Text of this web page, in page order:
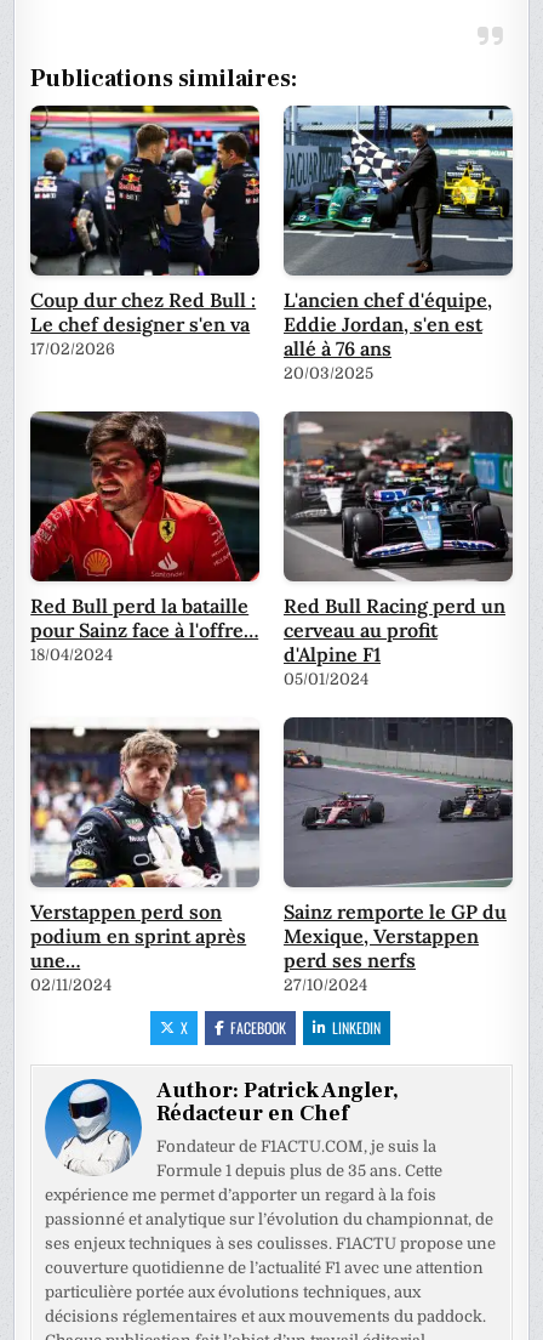
Publications similaires:
Coup dur chez Red Bull :
Le chef designer s'en va
17/02/2026
L'ancien chef d'équipe,
Eddie Jordan, s'en est
allé à 76 ans
20/03/2025
Red Bull perd la bataille
pour Sainz face à l'offre…
18/04/2024
Red Bull Racing perd un
cerveau au profit
d'Alpine F1
05/01/2024
Verstappen perd son
podium en sprint après
une…
02/11/2024
Sainz remporte le GP du
Mexique, Verstappen
perd ses nerfs
27/10/2024
X FACEBOOK LINKEDIN
Author:Patrick Angler,
Rédacteur en Chef
Fondateur de F1ACTU.COM, je suis la
Formule 1 depuis plus de 35 ans. Cette
expérience me permet d’apporter un regard à la fois
passionné et analytique sur l’évolution du championnat, de
ses enjeux techniques à ses coulisses. F1ACTU propose une
couverture quotidienne de l’actualité F1 avec une attention
particulière portée aux évolutions techniques, aux
décisions réglementaires et aux mouvements du paddock.